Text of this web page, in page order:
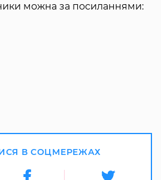
можна за посиланнями:
В СОЦМЕРЕЖАХ